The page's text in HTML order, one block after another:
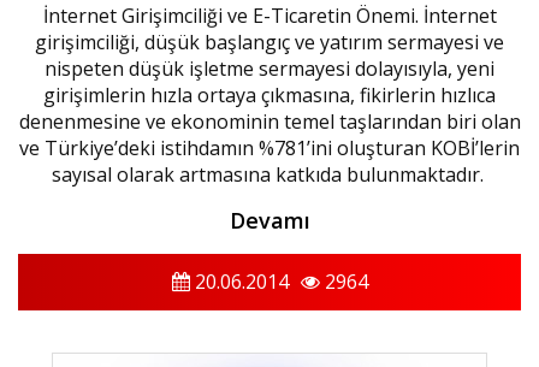
İnternet Girişimciliği ve E-Ticaretin Önemi. İnternet
girişimciliği, düşük başlangıç ve yatırım sermayesi ve
nispeten düşük işletme sermayesi dolayısıyla, yeni
girişimlerin hızla ortaya çıkmasına, fikirlerin hızlıca
denenmesine ve ekonominin temel taşlarından biri olan
ve Türkiye’deki istihdamın %781’ini oluşturan KOBİ’lerin
sayısal olarak artmasına katkıda bulunmaktadır.
Devamı
20.06.2014 2964